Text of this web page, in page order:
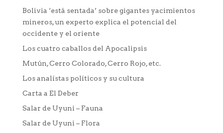
Bolivia ‘está sentada’ sobre gigantes yacimientos
mineros, un experto explica el potencial del
occidente y el oriente
Los cuatro caballos del Apocalipsis
Mutún, Cerro Colorado, Cerro Rojo, etc.
Los analístas políticos y su cultura
Carta a El Deber
Salar de Uyuni – Fauna
Salar de Uyuni – Flora